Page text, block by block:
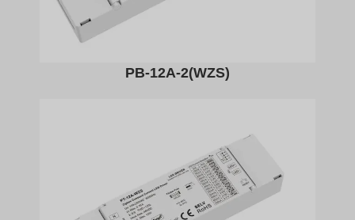
PB-12A-2(WZS)